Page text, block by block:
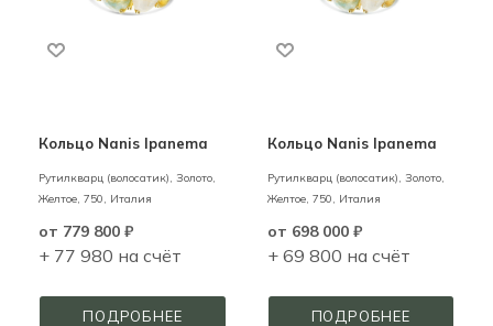
Кольцо Nanis Ipanema
Рутилкварц (волосатик), Золото,
Желтое, 750, Италия
от 779 800 ₽
+ 77 980 на счёт
ПОДРОБНЕЕ
Кольцо Nanis Ipanema
Рутилкварц (волосатик), Золото,
Желтое, 750, Италия
от 698 000 ₽
+ 69 800 на счёт
ПОДРОБНЕЕ